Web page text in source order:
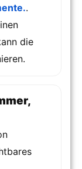
.
die